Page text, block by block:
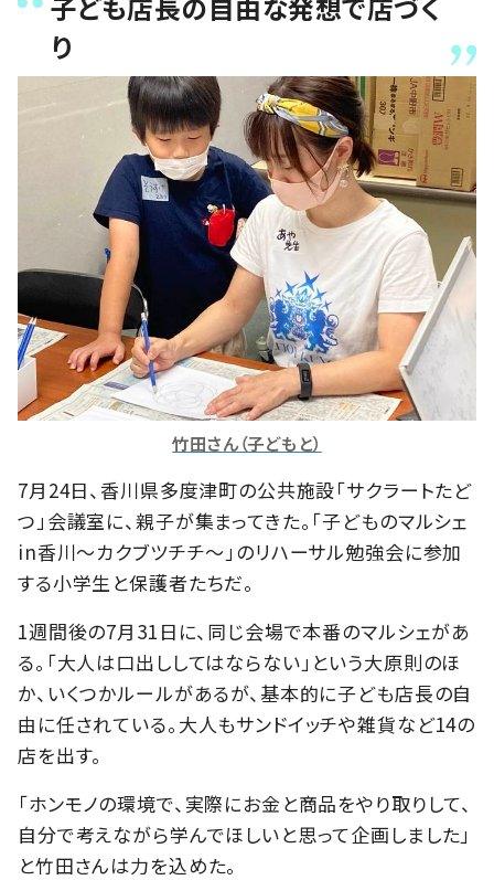
り
竹田さん（子どもと）
7月24日、香川県多度津町の公共施設「サクラートたど
つ」会議室に、親子が集まってきた。「子どものマルシェ
in香川〜カクブツチチ〜」のリハーサル勉強会に参加
する小学生と保護者たちだ。
1週間後の7月31日に、同じ会場で本番のマルシェがあ
る。「大人は口出ししてはならない」という大原則のほ
か、いくつかルールがあるが、基本的に子ども店長の自
由に任されている。大人もサンドイッチや雑貨など14の
店を出す。
「ホンモノの環境で、実際にお金と商品をやり取りして、
自分で考えながら学んでほしいと思って企画しました」
と竹田さんは力を込めた。